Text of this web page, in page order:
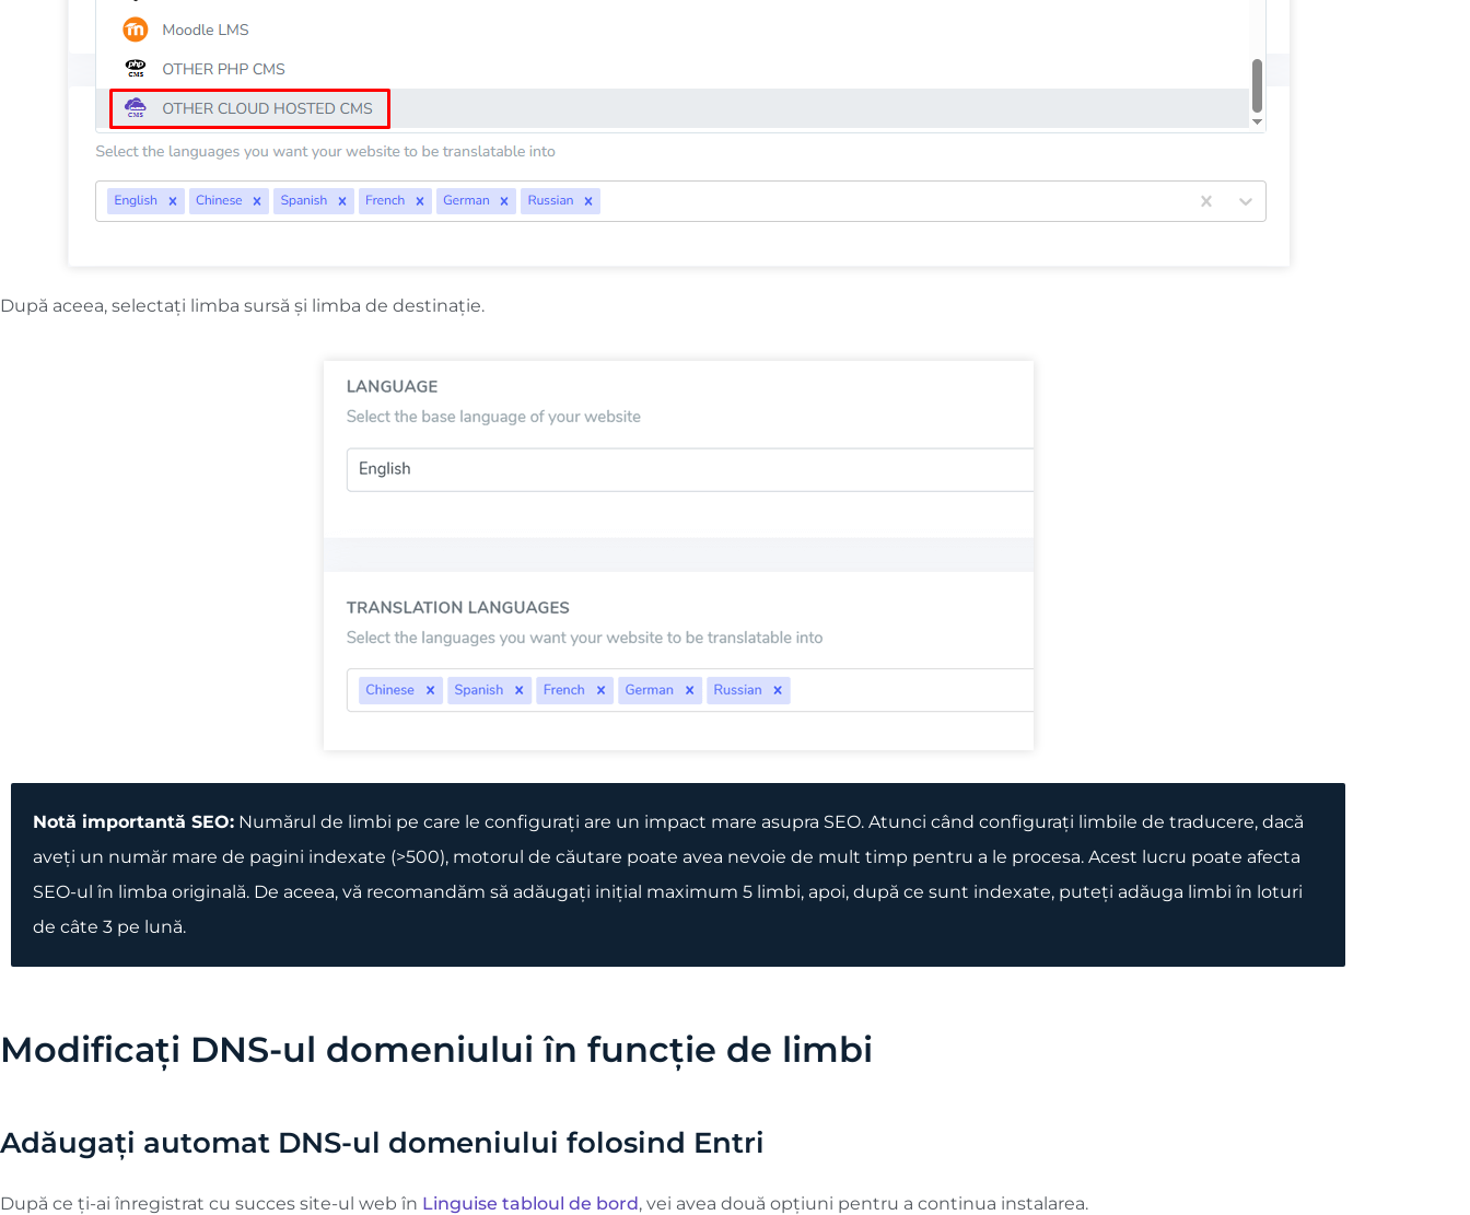
După aceea, selectați limba sursă și limba de destinație.
Notă importantă SEO: Numărul de limbi pe care le configurați are un impact mare asupra SEO. Atunci când configurați limbile de traducere, dacă
aveți un număr mare de pagini indexate (>500), motorul de căutare poate avea nevoie de mult timp pentru a le procesa. Acest lucru poate afecta
SEO-ul în limba originală. De aceea, vă recomandăm să adăugați inițial maximum 5 limbi, apoi, după ce sunt indexate, puteți adăuga limbi în loturi
de câte 3 pe lună.
Modificați DNS-ul domeniului în funcție de limbi
Adăugați automat DNS-ul domeniului folosind Entri
După ce ți-ai înregistrat cu succes site-ul web în Linguise tabloul de bord, vei avea două opțiuni pentru a continua instalarea.